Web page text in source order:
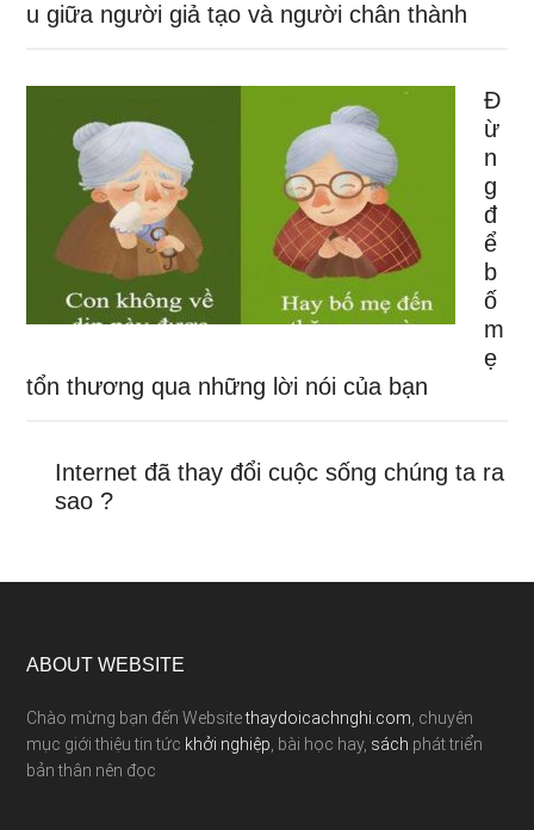
u giữa người giả tạo và người chân thành
Đ
ừ
n
g
đ
ể
b
ố
m
ẹ
tổn thương qua những lời nói của bạn
Internet đã thay đổi cuộc sống chúng ta ra
sao ?
ABOUT WEBSITE
Chào mừng bạn đến Websitethaydoicachnghi.com , chuyên
mục giới thiệu tin tức khởi nghiệp , bài học hay, sách phát triển
bản thân nên đọc